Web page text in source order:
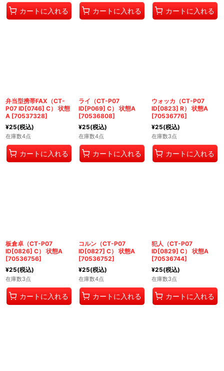
カートに入れる カートに入れる カートに入れる
弁当型携帯FAX（CT-
P07 ID[0746] C） 状態
A [70537328]
¥25(税込)
在庫数4点
カートに入れる
ライ（CT-P07
ID[P069] C） 状態A
[70536808]
¥25(税込)
在庫数4点
カートに入れる
ウォッカ（CT-P07
ID[0823] R） 状態A
[70536776]
¥25(税込)
在庫数3点
カートに入れる
板倉卓（CT-P07
ID[0826] C） 状態A
[70536756]
¥25(税込)
在庫数3点
カートに入れる
コルン（CT-P07
ID[0827] C） 状態A
[70536752]
¥25(税込)
在庫数4点
カートに入れる
犯人（CT-P07
ID[0829] C） 状態A
[70536744]
¥25(税込)
在庫数3点
カートに入れる